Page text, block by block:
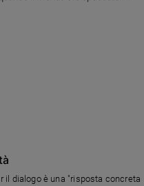
il dialogo è una "risposta concreta